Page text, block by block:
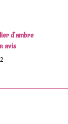
d’ambre
avis